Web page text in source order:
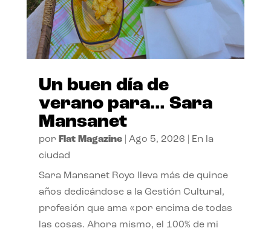
Un buen día de
verano para… Sara
Mansanet
por Flat Magazine| Ago 5, 2026
En la
ciudad
Sara Mansanet Royo lleva más de quince
años dedicándose a la Gestión Cultural,
profesión que ama «por encima de todas
las cosas. Ahora mismo, el 100% de mi